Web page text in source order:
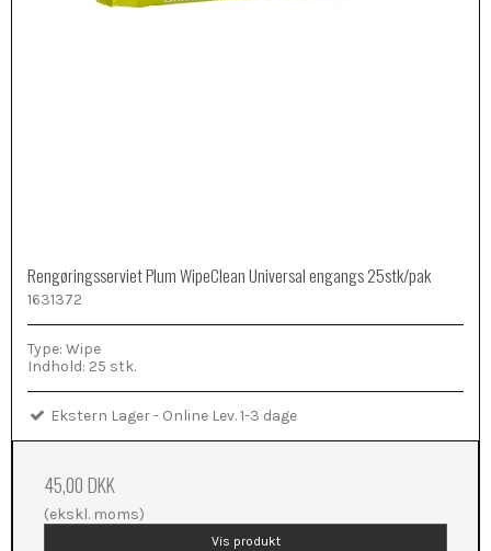
Rengøringsserviet Plum WipeClean Universal engangs 25stk/pak
1631372
Type: Wipe
Indhold: 25 stk.
Ekstern Lager - Online Lev. 1-3 dage
45,00 DKK
(ekskl. moms)
Vis produkt